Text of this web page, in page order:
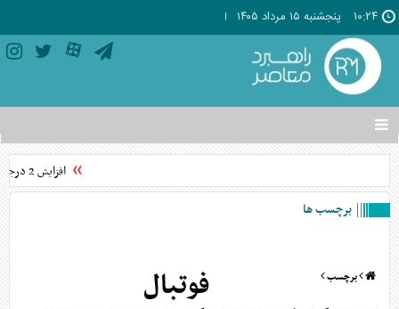
۱۰:۲۴ پنجشنبه ۱۵ مرداد ۱۴۰۵
تغییر
وضعیت
منوی
ها
افزایش 2 درجه‌ای دما در برخی مناطق/هوای معتدل در نوار شمالی ایران
برچسب ها
برچسب فوتبال